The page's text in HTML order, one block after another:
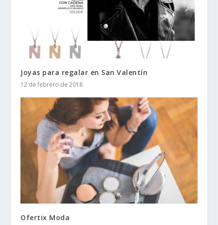
Joyas para regalar en San Valentín
12 de febrero de 2018
Ofertix Moda